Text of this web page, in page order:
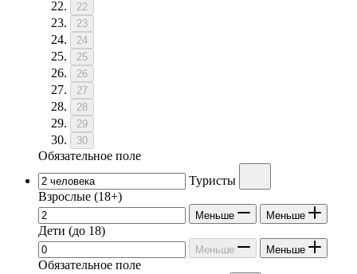
22
23
24
25
26
27
28
29
30
Обязательное поле
Туристы
Взрослые (18+)
Меньше Меньше
Дети (до 18)
Меньше Меньше
Обязательное поле